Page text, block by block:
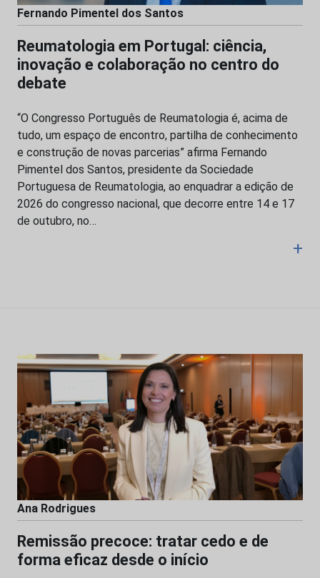
Fernando Pimentel dos Santos
Reumatologia em Portugal: ciência,
inovação e colaboração no centro do
debate
“O Congresso Português de Reumatologia é, acima de
tudo, um espaço de encontro, partilha de conhecimento
e construção de novas parcerias” afirma Fernando
Pimentel dos Santos, presidente da Sociedade
Portuguesa de Reumatologia, ao enquadrar a edição de
2026 do congresso nacional, que decorre entre 14 e 17
de outubro, no…
+
Ana Rodrigues
Remissão precoce: tratar cedo e de
forma eficaz desde o início